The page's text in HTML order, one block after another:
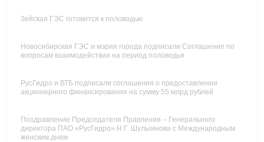
Зейская ГЭС готовится к половодью
Новосибирская ГЭС и мэрия города подписали Соглашение по
вопросам взаимодействия на период половодья
РусГидро и ВТБ подписали соглашения о предоставлении
акционерного финансирования на сумму 55 млрд рублей
Поздравление Председателя Правления – Генерального
директора ПАО «РусГидро» Н.Г. Шульгинова с Международным
женским днем